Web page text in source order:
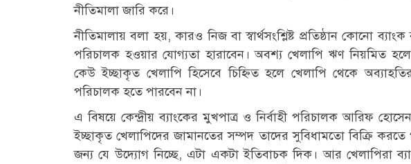
নীতিমালা জারি করে।
নীতিমালায় বলা হয়, কারও নিজ বা স্বার্থসংশ্লিষ্ট প্রতিষ্ঠান কোনো
পরিচালক হওয়ার যোগ্যতা হারাবেন। অবশ্য খেলাপি ঋণ নিয়মিত
কেউ ইচ্ছাকৃত খেলাপি হিসেবে চিহ্নিত হলে খেলাপি থেকে
পরিচালক হতে পারবেন না।
এ বিষয়ে কেন্দ্রীয় ব্যাংকের মুখপাত্র ও নির্বাহী পরিচালক আরিফ
ইচ্ছাকৃত খেলাপিদের জামানতের সম্পদ তাদের সুবিধামতো বিক্রি
জন্য যে উদ্যোগ নিচ্ছে, এটা একটা ইতিবাচক দিক। আর খেলাপিরা